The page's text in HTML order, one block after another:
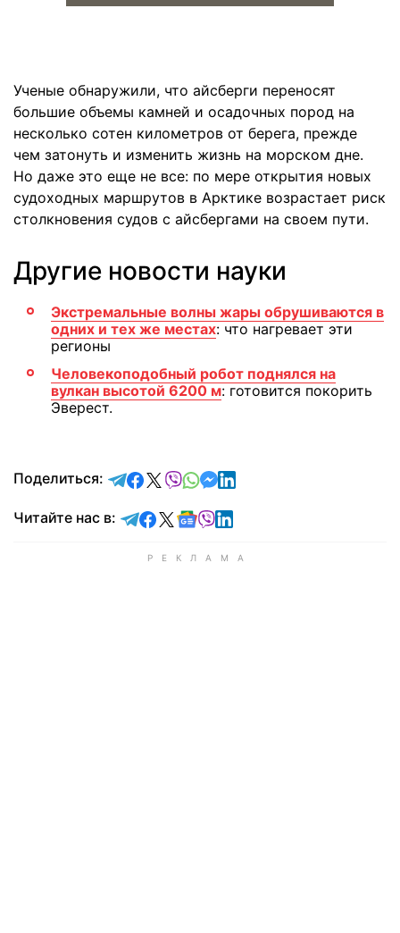
Ученые обнаружили, что айсберги переносят
большие объемы камней и осадочных пород на
несколько сотен километров от берега, прежде
чем затонуть и изменить жизнь на морском дне.
Но даже это еще не все: по мере открытия новых
судоходных маршрутов в Арктике возрастает риск
столкновения судов с айсбергами на своем пути.
Другие новости науки
Экстремальные волны жары обрушиваются в
одних и тех же местах: что нагревает эти
регионы
Человекоподобный робот поднялся на
вулкан высотой 6200 м: готовится покорить
Эверест.
Поделиться: отправить в Telegram
поделиться в Facebook
поделиться в X
отправить в Viber
отправить в Whatsapp
отправить в Messenger
отправить в LinkedIn
Читайте нас в: Читайте в Telegram
Читайте в Facebook
Читайте в X
Читайте в Google news
Читайте в Viber
Читайте в LinkedIn